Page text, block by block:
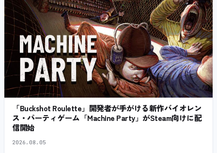
「Buckshot Roulette」開発者が手がける新作バイオレン
ス・パーティゲーム「Machine Party」がSteam向けに配
信開始
2026.08.05